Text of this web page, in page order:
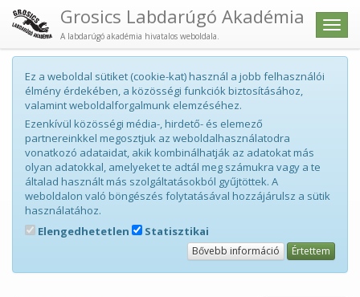
Menü
Grosics Labdarúgó Akadémia
A labdarúgó akadémia hivatalos weboldala.
Ez a weboldal sütiket (cookie-kat) használ a jobb felhasználói
élmény érdekében, a közösségi funkciók biztosításához,
valamint weboldalforgalmunk elemzéséhez.
Ezenkívül közösségi média-, hirdető- és elemező
partnereinkkel megosztjuk az weboldalhasználatodra
vonatkozó adataidat, akik kombinálhatják az adatokat más
olyan adatokkal, amelyeket te adtál meg számukra vagy a te
általad használt más szolgáltatásokból gyűjtöttek. A
weboldalon való böngészés folytatásával hozzájárulsz a sütik
használatához.
Elengedhetetlen
Statisztikai
Bővebb információ Értettem